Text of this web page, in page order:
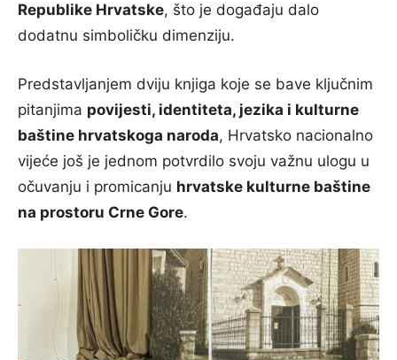
Republike Hrvatske, što je događaju dalo
dodatnu simboličku dimenziju.
Predstavljanjem dviju knjiga koje se bave ključnim
pitanjima povijesti, identiteta, jezika i kulturne
baštine hrvatskoga naroda, Hrvatsko nacionalno
vijeće još je jednom potvrdilo svoju važnu ulogu u
očuvanju i promicanju hrvatske kulturne baštine
na prostoru Crne Gore.